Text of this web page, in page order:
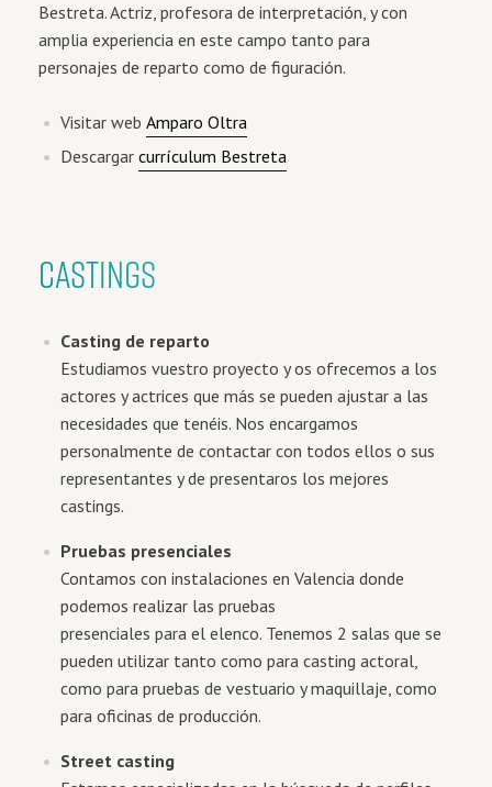
Bestreta. Actriz, profesora de interpretación, y con
amplia experiencia en este campo tanto para
personajes de reparto como de figuración.
Visitar webAmparo Oltra
Descargarcurrículum Bestreta
CASTINGS
Casting de reparto
Estudiamos vuestro proyecto y os ofrecemos a los
actores y actrices que más se pueden ajustar a las
necesidades que tenéis. Nos encargamos
personalmente de contactar con todos ellos o sus
representantes y de presentaros los mejores
castings.
Pruebas presenciales
Contamos con instalaciones en Valencia donde
podemos realizar las pruebas
presenciales para el elenco. Tenemos 2 salas que se
pueden utilizar tanto como para casting actoral,
como para pruebas de vestuario y maquillaje, como
para oficinas de producción.
Street casting